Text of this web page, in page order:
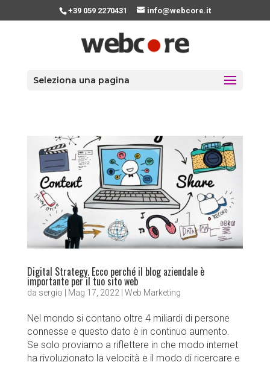
+39 059 2270431 info@webcore.it
Seleziona una pagina
Digital Strategy. Ecco perché il blog aziendale è
importante per il tuo sito web
da sergio Mag 17, 2022| Web Marketing
Nel mondo si contano oltre 4 miliardi di persone
connesse e questo dato è in continuo aumento.
Se solo proviamo a riflettere in che modo internet
ha rivoluzionato la velocità e il modo di ricercare e